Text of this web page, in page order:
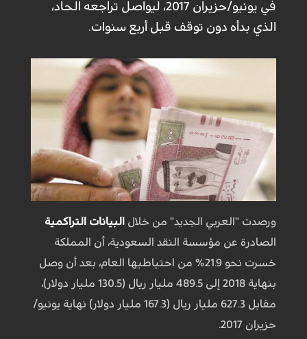
في يونيو/حزيران 2017، ليواصل تراجعه الحاد،
الذي بدأه دون توقف قبل أربع سنوات.
ورصدت "العربي الجديد" من خلال البيانات التراكمية
الصادرة عن مؤسسة النقد السعودية، أن المملكة
خسرت نحو 21.9% من احتياطيها العام، بعد أن وصل
بنهاية 2018 إلى 489.5 مليار ريال (130.5 مليار دولار)،
مقابل 627.3 مليار ريال (167.3 مليار دولار) نهاية يونيو/
حزيران 2017.